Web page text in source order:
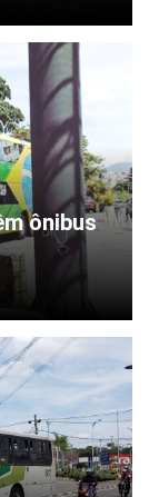
ônibus